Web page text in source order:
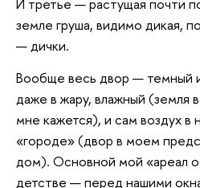
земле груша, видимо дикая,
— дички.
Вообще весь двор — темный
даже в жару, влажный (земля
мне кажется), и сам воздух в
«городе» (двор в моем
дом). Основной мой «ареал
детстве — перед нашими